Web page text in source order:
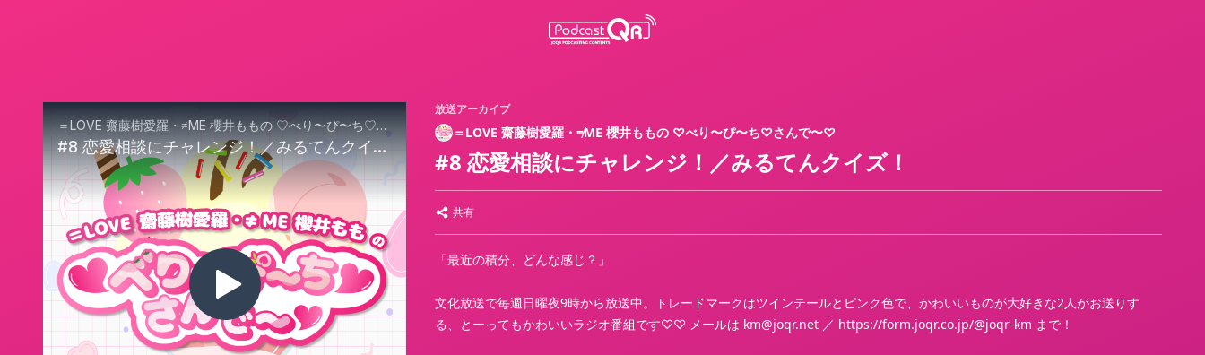
放送アーカイブ
＝LOVE 齋藤樹愛羅・≠ME 櫻井ももの ♡べり〜ぴ〜ち♡さんで〜♡
#8 恋愛相談にチャレンジ！／みるてんクイズ！
共有
「最近の積分、どんな感じ？」
文化放送で毎週日曜夜9時から放送中。トレードマークはツインテールとピンク色で、かわいいものが大好きな2人がお送りす
る、とーってもかわいいラジオ番組です♡♡ メールは km@joqr.net ／ https://form.joqr.co.jp/@joqr-km まで！